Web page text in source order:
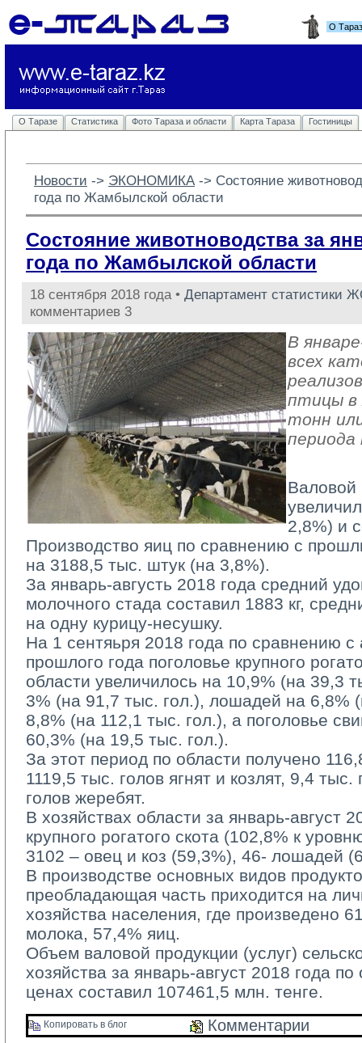
О
О Таразе Статистика Фото Тараза и области Карта Тараза Гостиницы
Новости -> ЭКОНОМИКА -> Состояние
года по Жамбылской области
Состояние животноводства за
года по Жамбылской области
18 сентября 2018 года • Департамент статистики
комментариев 3
В
всех
птицы в
тонн
периода
Валовой
2,8%) и
Производство яиц по сравнению с
на 3188,5 тыс. штук (на 3,8%).
За январь-августь 2018 года средний
молочного стада составил 1883 кг,
на одну курицу-несушку.
На 1 сентяьря 2018 года по сравнению
прошлого года поголовье крупного
области увеличилось на 10,9% (на 39,3
3% (на 91,7 тыс. гол.), лошадей на 6,8%
8,8% (на 112,1 тыс. гол.), а поголовье
60,3% (на 19,5 тыс. гол.).
За этот период по области получено
1119,5 тыс. голов ягнят и козлят, 9,4
голов жеребят.
В хозяйствах области за январь-август
крупного рогатого скота (102,8% к
3102 – овец и коз (59,3%), 46- лошадей
В производстве основных видов
преобладающая часть приходится на
хозяйства населения, где произведено
молока, 57,4% яиц.
Объем валовой продукции (услуг)
хозяйства за январь-август 2018 года
ценах составил 107461,5 млн. тенге.
Копировать в блог Комментарии